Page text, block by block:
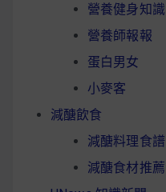
營養健身知識
營養師報報
蛋白男女
小麥客
減醣飲食
減醣料理食譜
減醣食材推薦